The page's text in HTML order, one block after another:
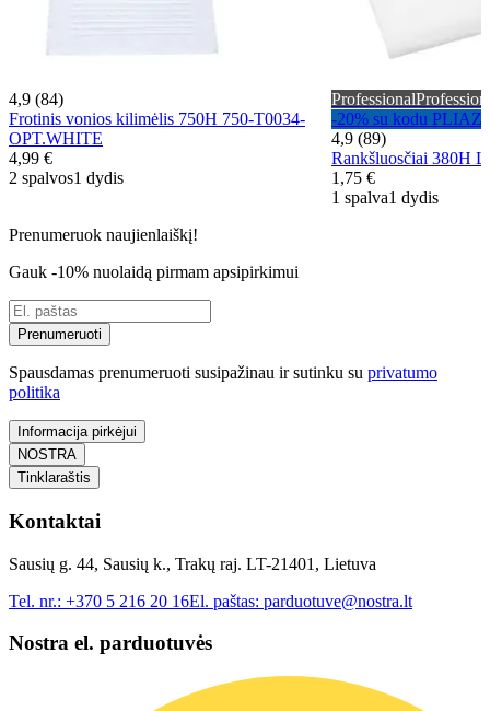
4,9 (84)
Frotinis vonios kilimėlis 750H 750-T0034-
OPT.WHITE
4,99 €
2 spalvos1 dydis
Professional
-20% su kodu
4,9 (89)
Rankšluosčiai 380H
1,75 €
1 spalva1 dydis
Prenumeruok naujienlaiškį!
Gauk -10% nuolaidą pirmam apsipirkimui
Prenumeruoti
Spausdamas prenumeruoti susipažinau ir sutinku su privatumo
politika
Informacija pirkėjui
NOSTRA
Tinklaraštis
Kontaktai
Sausių g. 44, Sausių k., Trakų raj. LT-21401, Lietuva
Tel. nr.: +370 5 216 20 16El. paštas: parduotuve@nostra.lt
Nostra el. parduotuvės